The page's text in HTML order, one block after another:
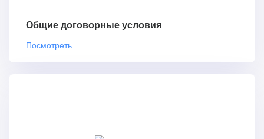
Общие договорные условия
Посмотреть